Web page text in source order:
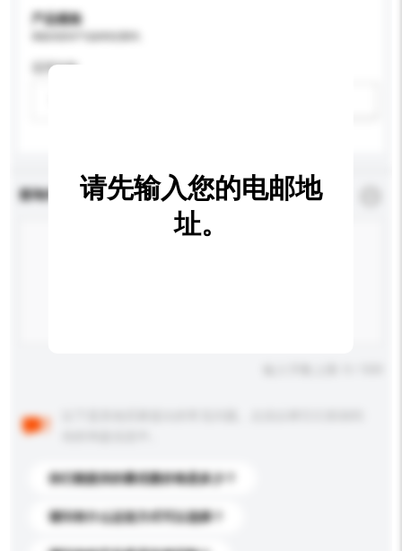
产品规格
适用年龄
查询内容 *必须填写
你们能提供的最优惠价格是多少？
请问有什么运送方式可以选择？
请先输入您的电邮地
址。